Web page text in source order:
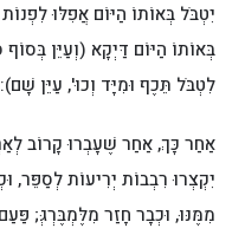
יִטְבֹּל בְּאוֹתוֹ הַיּוֹם אֲפִלּוּ
בְּאוֹתוֹ הַיּוֹם דַּיְקָא (וְעַיֵּן
לִטְבֹּל תֵּכֶף וּמִיָּד וְכוּ', עַיֵּן שָׁם):
אַחַר כָּךְ, אַחַר שֶׁעָבְרוּ קָרוֹב
יִקְצְרוּ רִבְבוֹת יְרִיעוֹת לְסַפֵּר,
מִמֶּנּוּ, וּכְבָר חָזַר מִלֶּמְבֶּרְגְּ;